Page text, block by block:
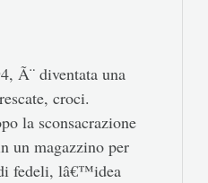
Ã¨ diventata una
croci.
la sconsacrazione
un magazzino per
fedeli, lâ€™idea